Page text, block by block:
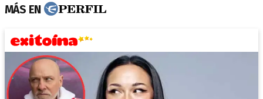
MÁS EN